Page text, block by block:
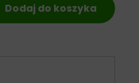
Dodaj do koszyka